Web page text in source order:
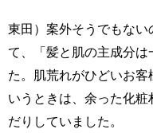
東田）案外そうでもな
て、「髪と肌の主成分
た。肌荒れがひどいお客
いうときは、余った化
だりしていました。